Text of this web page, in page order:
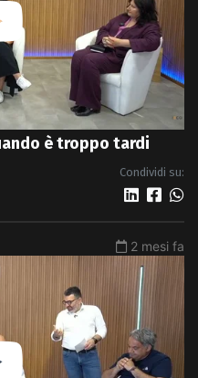
è troppo tardi
Condividi su:
2 mesi fa